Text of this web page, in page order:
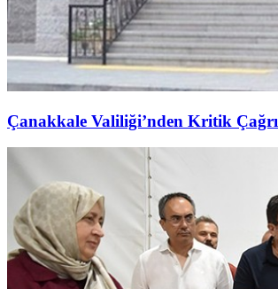
Çanakkale Valiliği’nden Kritik Çağrı